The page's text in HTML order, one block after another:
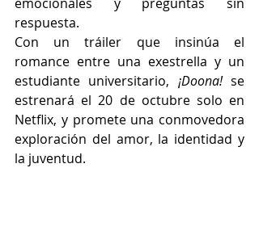
respuesta.
Con un tráiler que insinúa el
romance entre una exestrella y un
estudiante universitario, ¡Doona! se
estrenará el 20 de octubre solo en
Netflix, y promete una conmovedora
exploración del amor, la identidad y
la juventud.